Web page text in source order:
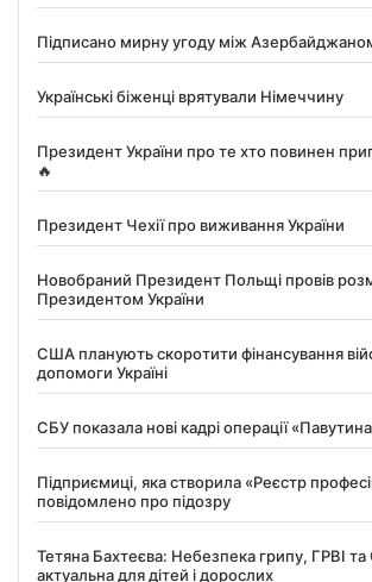
Підписано мирну угоду між
Українські біженці врятували Німеччину
Президент України про те хто повинен
🔥
Президент Чехії про виживання України
Новобраний Президент Польщі провів
Президентом України
США планують скоротити фінансування
допомоги Україні
СБУ показала нові кадрі операції
Підприємиці, яка створила «Реєстр
повідомлено про підозру
Тетяна Бахтеєва: Небезпека грипу, ГРВІ та
актуальна для дітей і дорослих